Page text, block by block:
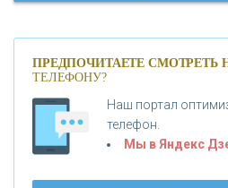
«МОСКОВСКИЙ
«БАНК ВОЗРОЖДЕНИЕ»
Банки.ру обновил логотип
ПРЕДПОЧИТАЕТЕ СМОТРЕТЬ
ТЕЛЕФОНУ?
Наш портал
телефон.
Мы в Яндекс